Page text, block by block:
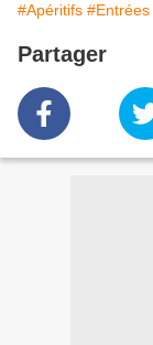
#Apéritifs #Entrées
Partager